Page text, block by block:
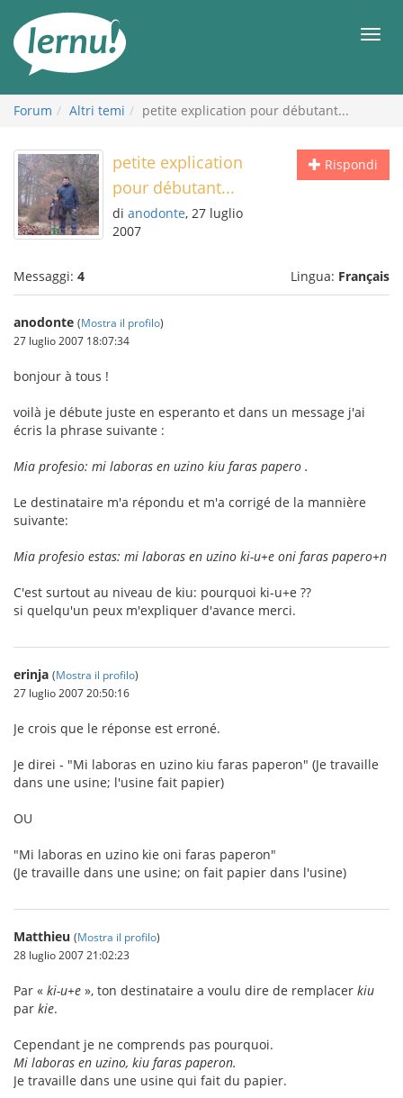
all’indice
Forum Altri temi petite explication pour débutant...
Rispondi
petite explication
pour débutant...
di anodonte, 27 luglio
2007
Messaggi: 4 Lingua: Français
anodonte (Mostra il profilo)
27 luglio 2007 18:07:34
bonjour à tous !
voilà je débute juste en esperanto et dans un message j'ai
écris la phrase suivante :
Mia profesio: mi laboras en uzino kiu faras papero .
Le destinataire m'a répondu et m'a corrigé de la mannière
suivante:
Mia profesio estas: mi laboras en uzino ki-u+e oni faras papero+n
C'est surtout au niveau de kiu: pourquoi ki-u+e ??
si quelqu'un peux m'expliquer d'avance merci.
erinja (Mostra il profilo)
27 luglio 2007 20:50:16
Je crois que le réponse est erroné.
Je direi - "Mi laboras en uzino kiu faras paperon" (Je travaille
dans une usine; l'usine fait papier)
OU
"Mi laboras en uzino kie oni faras paperon"
(Je travaille dans une usine; on fait papier dans l'usine)
Matthieu (Mostra il profilo)
28 luglio 2007 21:02:23
Par « ki-u+e », ton destinataire a voulu dire de remplacer kiu
par kie.
Cependant je ne comprends pas pourquoi.
Mi laboras en uzino, kiu faras paperon.
Je travaille dans une usine qui fait du papier.